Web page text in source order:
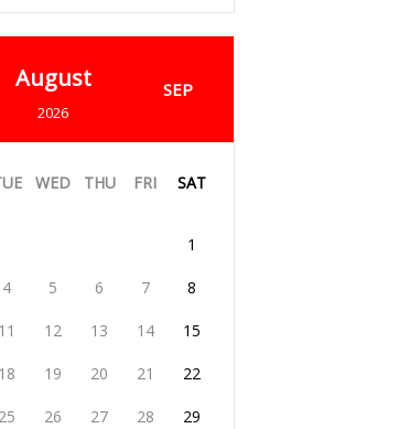
August
2026
SEP
WED THU FRI SAT
1
4 5 6 7 8
11 12 13 14 15
18 19 20 21 22
25 26 27 28 29